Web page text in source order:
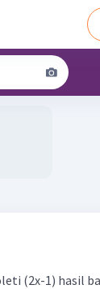
(2x-1) hasil